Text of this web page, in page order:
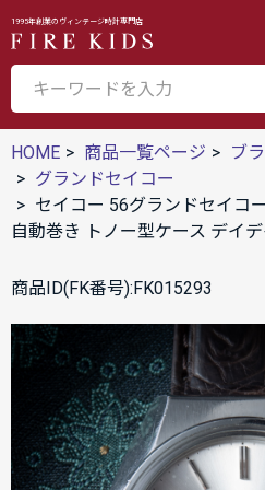
1995年創業のヴィンテージ時計専門店
HOME 商品一覧ページ ブ
グランドセイコー
セイコー 56グランドセイコ
自動巻き トノー型ケース デイ
商品ID(FK番号):FK015293